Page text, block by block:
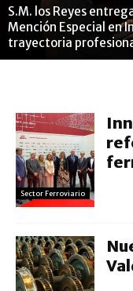
S.M. los Reyes
Mención Especial en
trayectoria
Sector Ferroviario